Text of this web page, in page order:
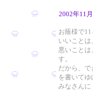
2002年11
お蔭様で11
いいことは
悪いことは
す。
だから、
を書いてゆ
みなさん